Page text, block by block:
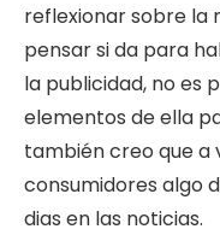
reflexionar sobre la
pensar si da para
la publicidad, no es
elementos de ella
también creo que a
consumidores algo
dias en las noticias.